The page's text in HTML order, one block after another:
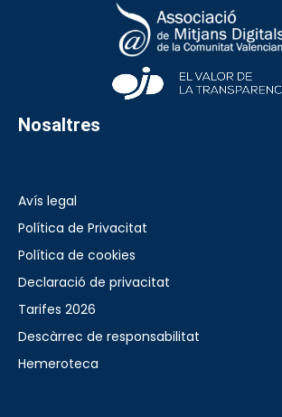
Nosaltres
Avís legal
Política de Privacitat
Política de cookies
Declaració de privacitat
Tarifes 2026
Descàrrec de responsabilitat
Hemeroteca